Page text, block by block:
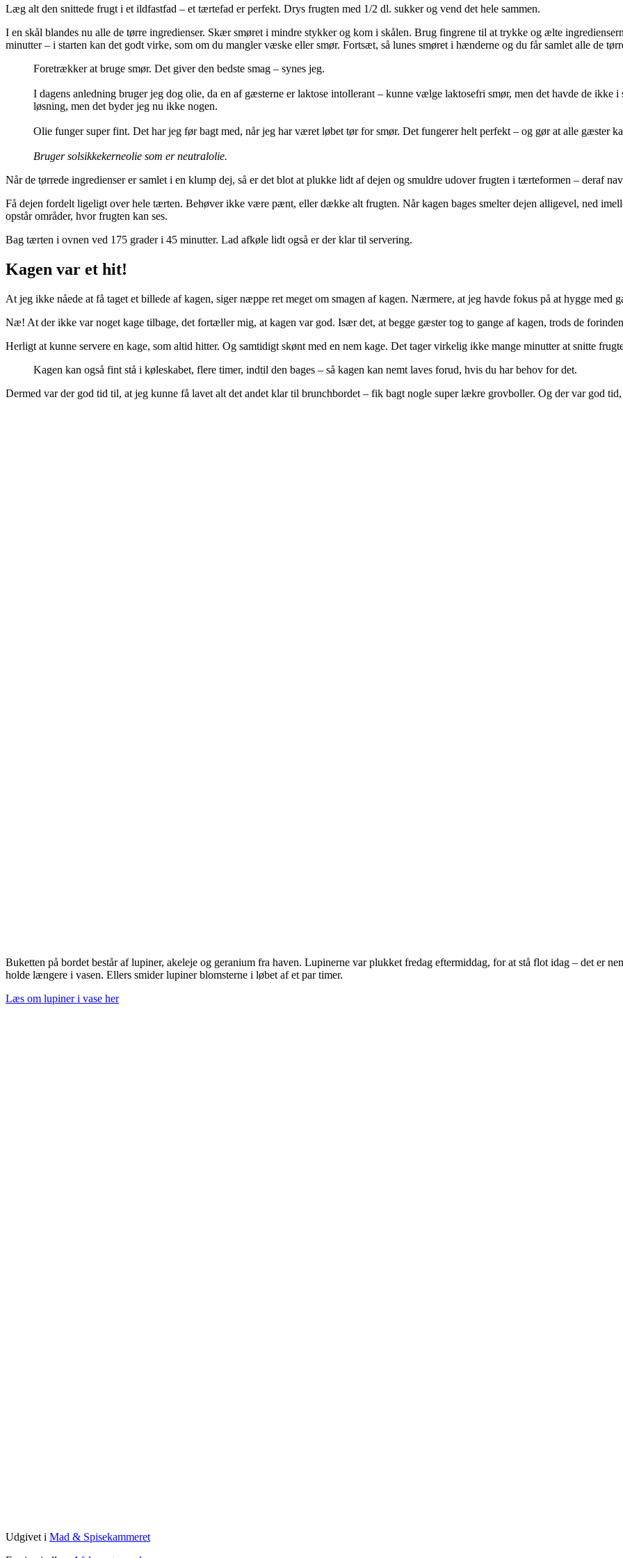
Læg alt den snittede frugt i et ildfastfad – et tærtefad er perfekt. Drys frugten med 1/2 dl. sukker og vend det hele sammen.
I en skål blandes nu alle de tørre ingredienser. Skær smøret i mindre stykker og kom i skålen. Brug fingrene til at trykke og ælte
minutter – i starten kan det godt virke, som om du mangler væske eller smør. Fortsæt, så lunes smøret i hænderne og du får samlet alle de
Foretrækker at bruge smør. Det giver den bedste smag – synes jeg.
I dagens anledning bruger jeg dog olie, da en af gæsterne er laktose intollerant – kunne vælge laktosefri smør, men det havde de ikke
løsning, men det byder jeg nu ikke nogen.
Olie funger super fint. Det har jeg før bagt med, når jeg har været løbet tør for smør. Det fungerer helt perfekt – og gør at alle gæster
Bruger solsikkekerneolie som er neutralolie.
Når de tørrede ingredienser er samlet i en klump dej, så er det blot at plukke lidt af dejen og smuldre udover frugten i tærteformen – deraf
Få dejen fordelt ligeligt over hele tærten. Behøver ikke være pænt, eller dække alt frugten. Når kagen bages smelter dejen alligevel, ned
opstår områder, hvor frugten kan ses.
Bag tærten i ovnen ved 175 grader i 45 minutter. Lad afkøle lidt også er der klar til servering.
Kagen var et hit!
At jeg ikke nåede at få taget et billede af kagen, siger næppe ret meget om smagen af kagen. Nærmere, at jeg havde fokus på at hygge med
Næ! At der ikke var noget kage tilbage, det fortæller mig, at kagen var god. Især det, at begge gæster tog to gange af kagen, trods de
Herligt at kunne servere en kage, som altid hitter. Og samtidigt skønt med en nem kage. Det tager virkelig ikke mange minutter at snitte
Kagen kan også fint stå i køleskabet, flere timer, indtil den bages – så kagen kan nemt laves forud, hvis du har behov for det.
Dermed var der god tid til, at jeg kunne få lavet alt det andet klar til brunchbordet – fik bagt nogle super lækre grovboller. Og der var god
Buketten på bordet består af lupiner, akeleje og geranium fra haven. Lupinerne var plukket fredag eftermiddag, for at stå flot idag – det er
holde længere i vasen. Ellers smider lupiner blomsterne i løbet af et par timer.
Læs om lupiner i vase her
Udgivet i Mad & Spisekammeret